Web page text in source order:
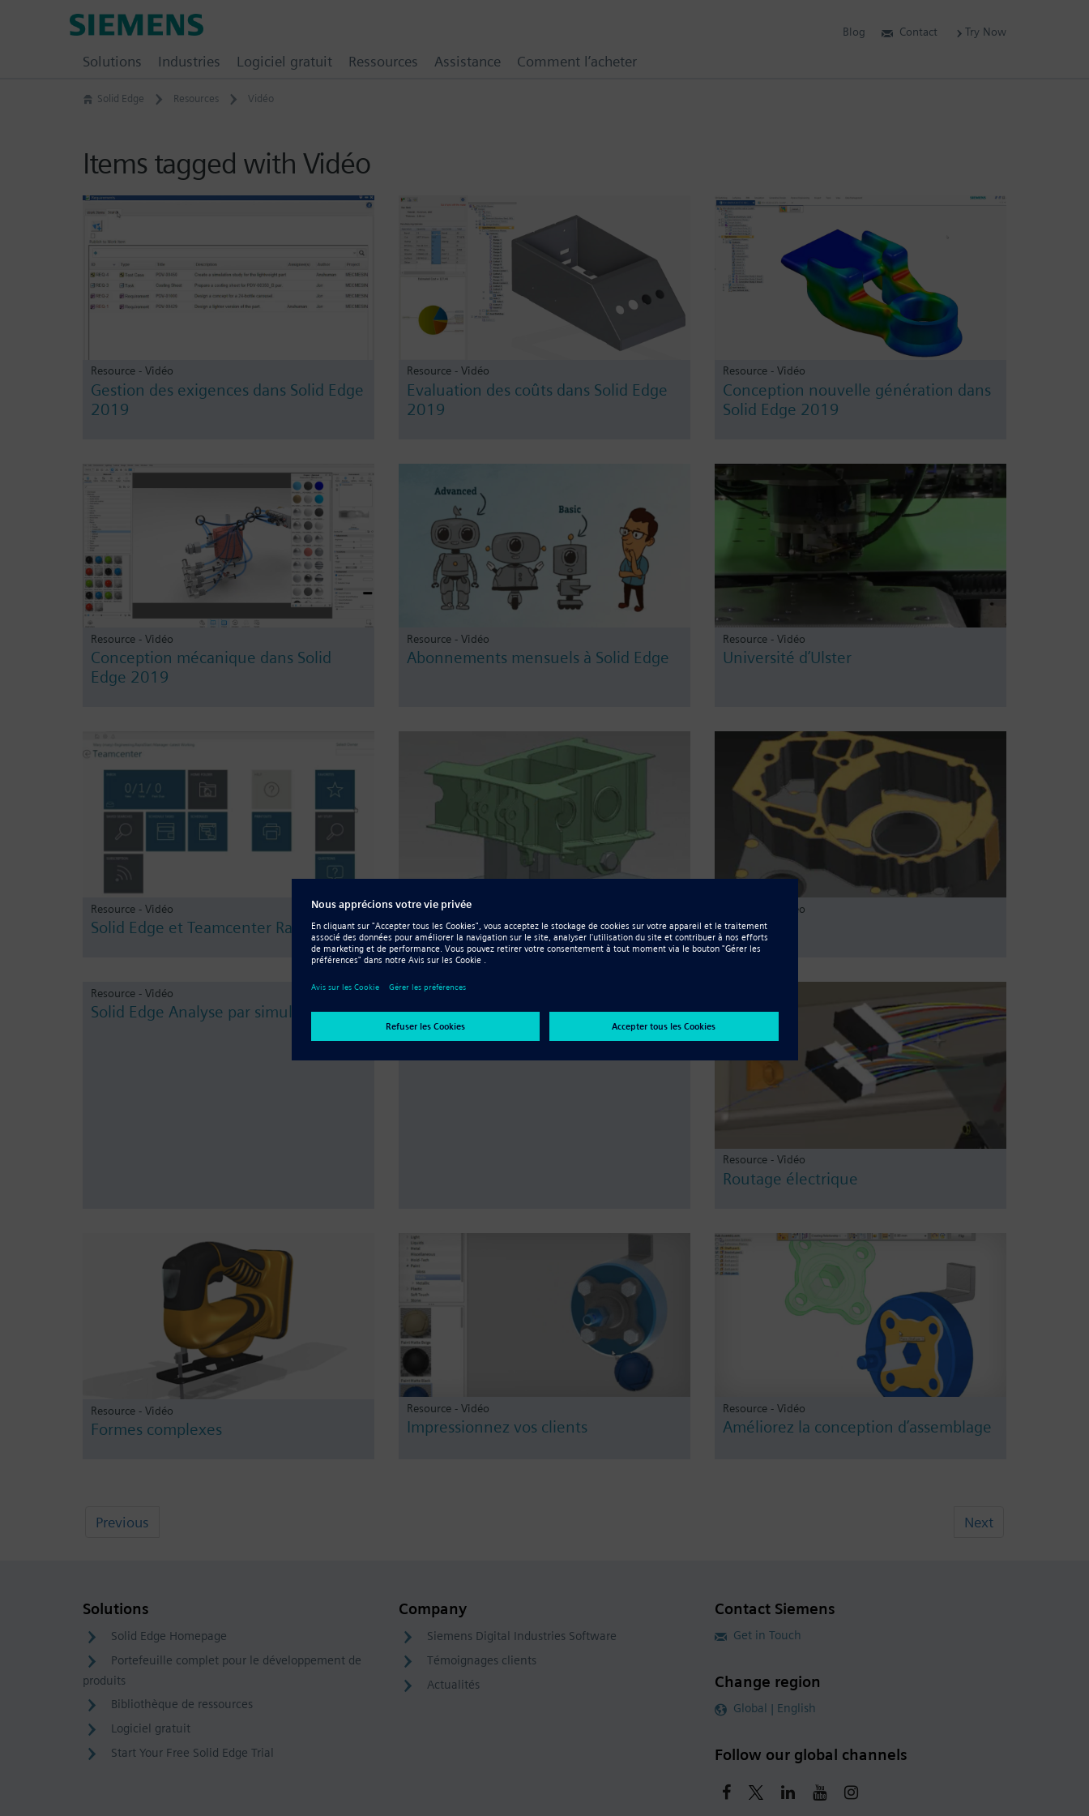
Solid Edge Resources Vidéo
Items tagged with Vidéo
Resource - Vidéo
Gestion des exigences dans Solid Edge
2019
Resource - Vidéo
Evaluation des coûts dans Solid Edge
2019
Resource - Vidéo
Conception nouvelle génération dans
Solid Edge 2019
Resource - Vidéo
Conception mécanique dans Solid
Edge 2019
Resource - Vidéo
Abonnements mensuels à Solid Edge
Resource - Vidéo
Université d’Ulster
Resource - Vidéo
Solid Edge et Teamcenter Rapid Start
Resource - Vidéo
CAMWorks for Solid Edge
Resource - Vidéo
CAM Pro
Resource - Vidéo
Solid Edge Analyse par simulation
Resource - Vidéo
Solid Edge Optimisation de la
conception
Resource - Vidéo
Routage électrique
Resource - Vidéo
Formes complexes
Resource - Vidéo
Impressionnez vos clients
Resource - Vidéo
Améliorez la conception d’assemblage
Previous Next
Solutions
Solid Edge Homepage
Portefeuille complet pour le développement de
produits
Bibliothèque de ressources
Logiciel gratuit
Start Your Free Solid Edge Trial
Company
Siemens Digital Industries Software
Témoignages clients
Actualités
Contact Siemens
Get in Touch
Change region
Global | English
Follow our global channels
Industries
–
Life
Blog Contact Try Now
Solutions Industries Logiciel gratuit Ressources Assistance Comment l’acheter